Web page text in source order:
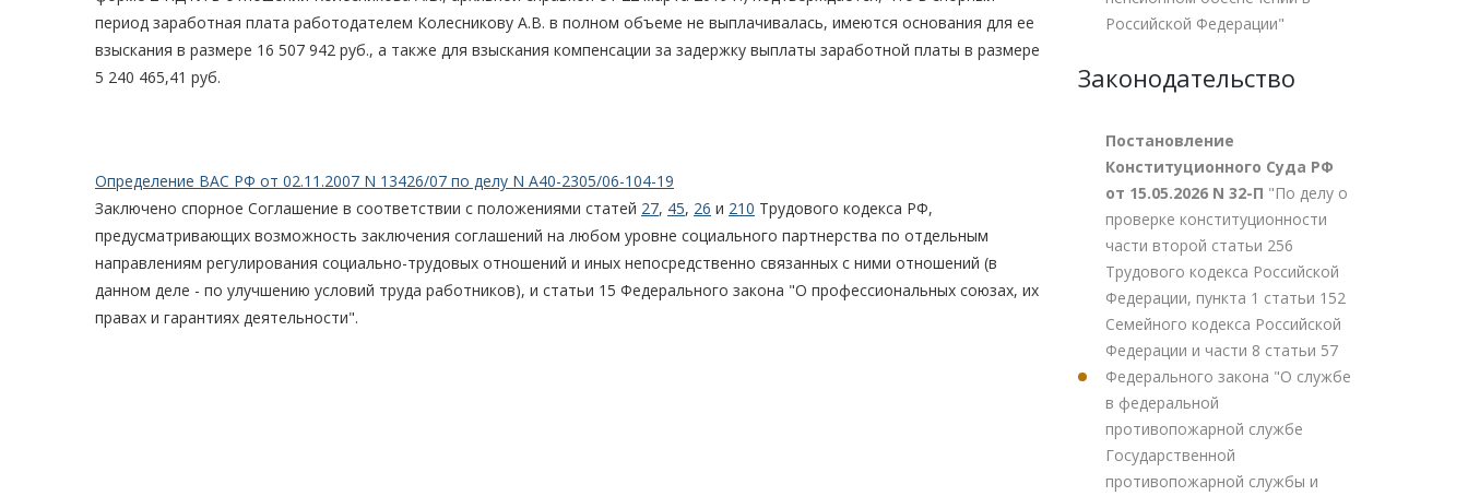
период заработная плата работодателем Колесникову А.В. в полном объеме не выплачивалась, имеются основания для ее
взыскания в размере 16 507 942 руб., а также для взыскания компенсации за задержку выплаты заработной платы в размере
5 240 465,41 руб.
Определение ВАС РФ от 02.11.2007 N 13426/07 по делу N А40-2305/06-104-19
Заключено спорное Соглашение в соответствии с положениями статей 27, 45, 26 и 210 Трудового кодекса РФ,
предусматривающих возможность заключения соглашений на любом уровне социального партнерства по отдельным
направлениям регулирования социально-трудовых отношений и иных непосредственно связанных с ними отношений (в
данном деле - по улучшению условий труда работников), и статьи 15 Федерального закона "О профессиональных союзах, их
правах и гарантиях деятельности".
Российской Федерации"
Законодательство
Постановление
Конституционного Суда РФ
от 15.05.2026 N 32-П "По делу о
проверке конституционности
части второй статьи 256
Трудового кодекса Российской
Федерации, пункта 1 статьи 152
Семейного кодекса Российской
Федерации и части 8 статьи 57
Федерального закона "О службе
в федеральной
противопожарной службе
Государственной
противопожарной службы и